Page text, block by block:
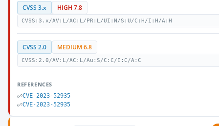
CVSS 3.x HIGH 7.8
CVSS:3.x/AV:L/AC:L/PR:L/UI:N/S:U/C:H/I:H/A:H
CVSS 2.0 MEDIUM 6.8
CVSS:2.0/AV:L/AC:L/Au:S/C:C/I:C/A:C
REFERENCES
CVE-2023-52935
CVE-2023-52935